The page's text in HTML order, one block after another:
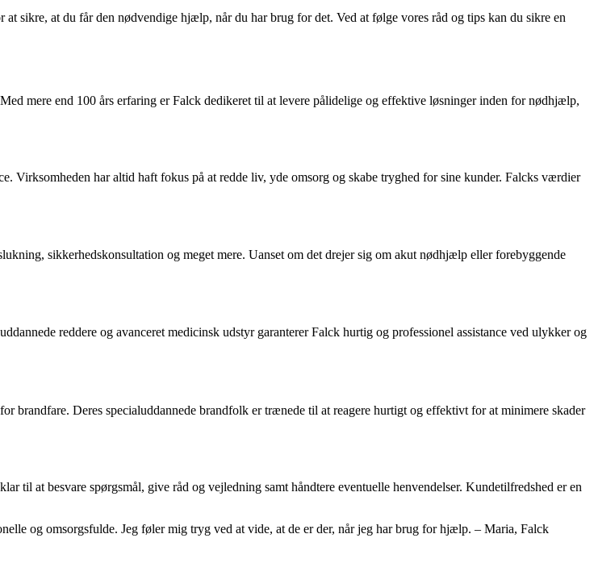
sikre, at du får den nødvendige hjælp, når du har brug for det. Ved at følge vores råd og tips kan du sikre en
mere end 100 års erfaring er Falck dedikeret til at levere pålidelige og effektive løsninger inden for nødhjælp,
Virksomheden har altid haft fokus på at redde liv, yde omsorg og skabe tryghed for sine kunder. Falcks værdier
sikkerhedskonsultation og meget mere. Uanset om det drejer sig om akut nødhjælp eller forebyggende
reddere og avanceret medicinsk udstyr garanterer Falck hurtig og professionel assistance ved ulykker og
brandfare. Deres specialuddannede brandfolk er trænede til at reagere hurtigt og effektivt for at minimere skader
til at besvare spørgsmål, give råd og vejledning samt håndtere eventuelle henvendelser. Kundetilfredshed er en
og omsorgsfulde. Jeg føler mig tryg ved at vide, at de er der, når jeg har brug for hjælp. – Maria, Falck